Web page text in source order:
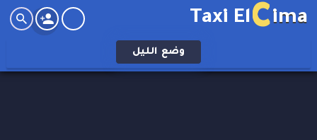
Taxi ElCima
وضع الليل